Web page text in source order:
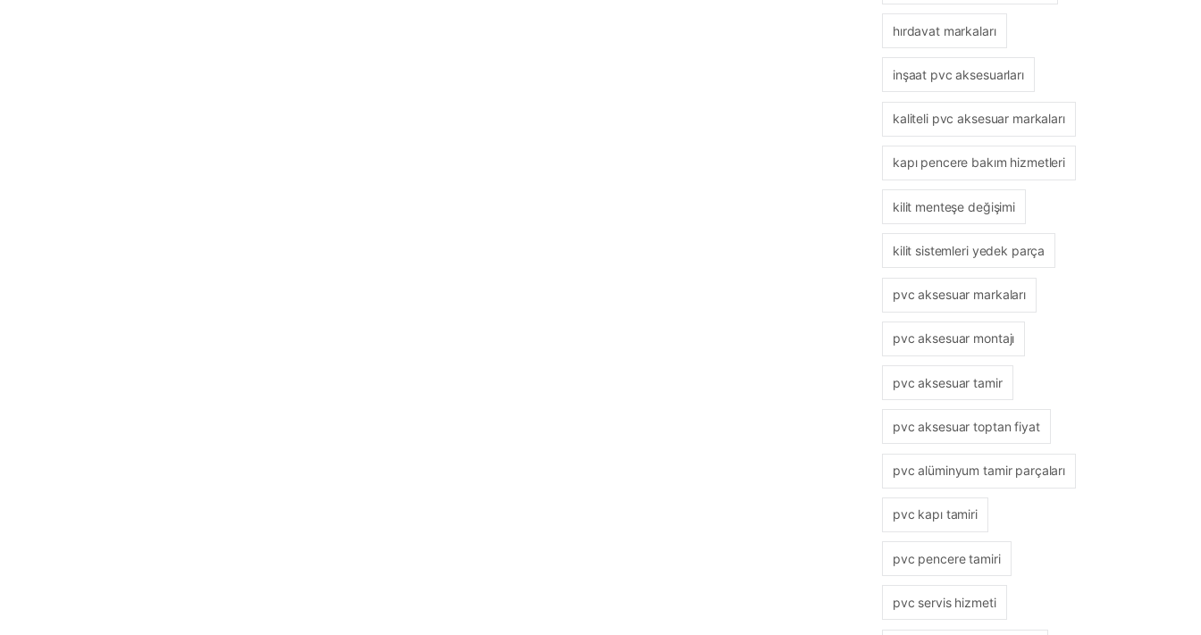
hırdavat markaları
inşaat pvc aksesuarları
kaliteli pvc aksesuar markaları
kapı pencere bakım hizmetleri
kilit menteşe değişimi
kilit sistemleri yedek parça
pvc aksesuar markaları
pvc aksesuar montajı
pvc aksesuar tamir
pvc aksesuar toptan fiyat
pvc alüminyum tamir parçaları
pvc kapı tamiri
pvc pencere tamiri
pvc servis hizmeti